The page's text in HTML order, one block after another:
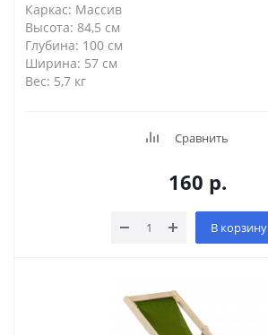
Каркас: Массив
Высота: 84,5 см
Глубина: 100 см
Ширина: 57 см
Вес: 5,7 кг
Сравнить
160 р.
В корзину